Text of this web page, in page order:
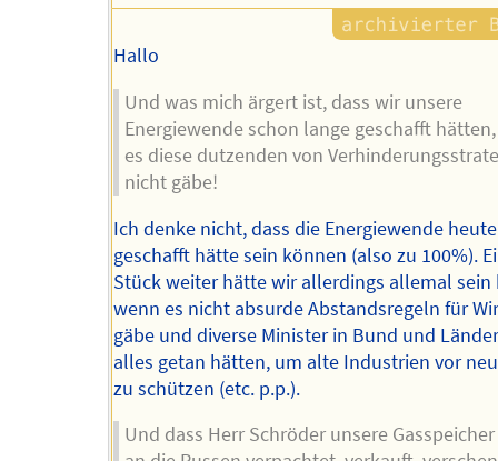
Hallo
Und was mich ärgert ist, dass wir unsere
Energiewende schon lange geschafft
es diese dutzenden von
nicht gäbe!
Ich denke nicht, dass die Energiewende
geschafft hätte sein können (also zu 100%).
Stück weiter hätte wir allerdings allemal sein
wenn es nicht absurde Abstandsregeln für
gäbe und diverse Minister in Bund und
alles getan hätten, um alte Industrien vor
zu schützen (etc. p.p.).
Und dass Herr Schröder unsere